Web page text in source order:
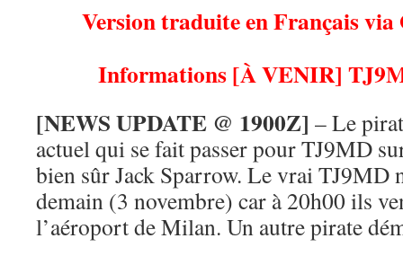
Version traduite en Français via
Informations [À VENIR]
[NEWS UPDATE @ 1900Z] – Le
actuel qui se fait passer pour TJ9MD
bien sûr Jack Sparrow. Le vrai TJ9MD
demain (3 novembre) car à 20h00 ils
l’aéroport de Milan. Un autre pirate